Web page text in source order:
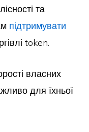
та
підтримувати
token.
власних
для їхньої